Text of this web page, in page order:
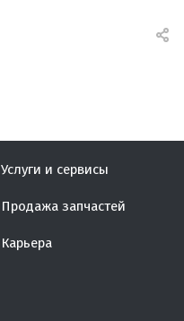
Услуги и сервисы
Продажа запчастей
Карьера